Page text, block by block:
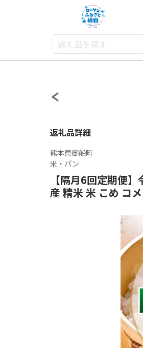
返礼品詳細
熊本県御船町
米・パン
【隔月6回定期便
産 精米 米 こめ